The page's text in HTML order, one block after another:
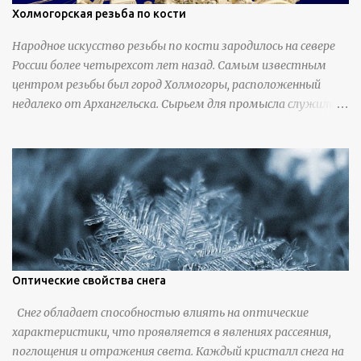
Холмогорская резьба по кости
Народное искусство резьбы по кости зародилось на севере
России более четырехсот лет назад. Самым известным
центром резьбы был город Холмогоры, расположенный
недалеко от Архангельска. Сырьем для промысла служили
облагораживая ее специальной обработкой и тонировкой. В
19 веке резчики также использовали дорогую импортную
слоновую кость для важных заказов. Ажурная ваза
яйцевидной формы с аллегориями времен года - сценами
сбора урожая, сбора фруктов, свадьбы и пожара; кость,
высота 31 см, Н. С. Верещагин, 18 век, из собрания
Государственного Эрмитажа. Кружка с портретами
Дудин О. Х., 18 век, из собрания Государственного Эрмитажа.
Панно с изображением церкви Святых Петра и Павла,
моржовая слоновая кость, Холмогоры, 18 век. Шахматный
Оптические свойства снега
Снег обладает способностью влиять на оптические
характеристики, что проявляется в явлениях рассеяния,
поглощения и отражения света. Каждый кристалл снега на